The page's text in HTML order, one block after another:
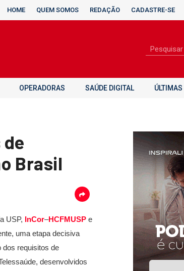
HOME QUEM SOMOS REDAÇÃO CADASTRE-SE
OPERADORAS SAÚDE DIGITAL ÚLTIMAS
Brasil
USP, InCor–HCFMUSP e
uma etapa decisiva
dos requisitos de
desenvolvidos